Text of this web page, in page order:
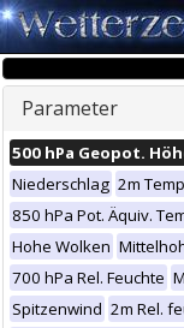
Parameter
500 hPa Geopot.
Niederschlag 2m Temp
850 hPa Pot. Äquiv.
Hohe Wolken
700 hPa Rel. Feuchte
Spitzenwind 2m Rel.